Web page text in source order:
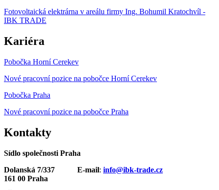
Fotovoltaická elektrárna v areálu firmy Ing. Bohumil Kratochvíl -
IBK TRADE
Kariéra
Pobočka Horní Cerekev
Nové pracovní pozice na pobočce Horní Cerekev
Pobočka Praha
Nové pracovní pozice na pobočce Praha
Kontakty
Sídlo společnosti Praha
Dolanská 7/337
161 00 Praha
E-mail: info@ibk-trade.cz